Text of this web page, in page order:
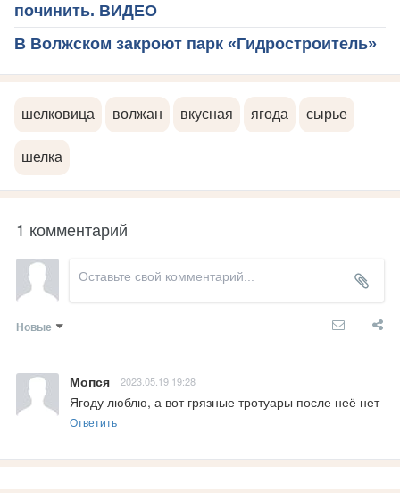
починить. ВИДЕО
В Волжском закроют парк «Гидростроитель»
шелковица волжан вкусная ягода сырье
шелка
1 комментарий
Новые
Мопся 2023.05.19 19:28
Ягоду люблю, а вот грязные тротуары после неё нет
Ответить